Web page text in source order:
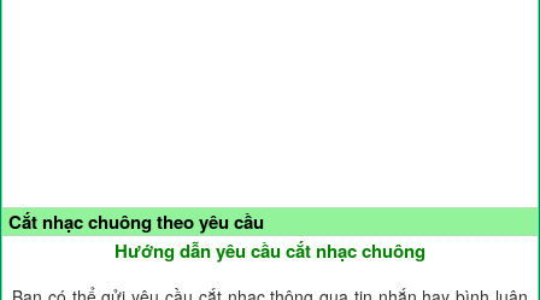
Cắt nhạc chuông theo yêu cầu
Hướng dẫn yêu cầu cắt nhạc chuông